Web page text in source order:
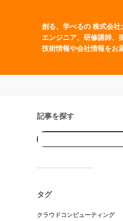
創る、学べるの 株式会社
エンジニア、研修講師、
技術情報や会社情報をお
記事を探す
タグ
クラウドコンピューティング